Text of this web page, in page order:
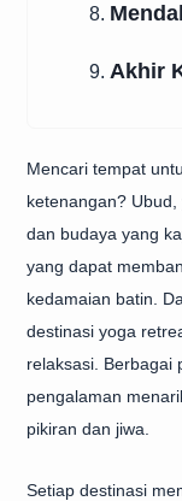
8.
9. Akhir
Mencari tempat
ketenangan?
dan budaya yang
yang dapat
kedamaian batin.
destinasi yoga
relaksasi. Berbagai
pengalaman
pikiran dan jiwa.
Setiap destinasi